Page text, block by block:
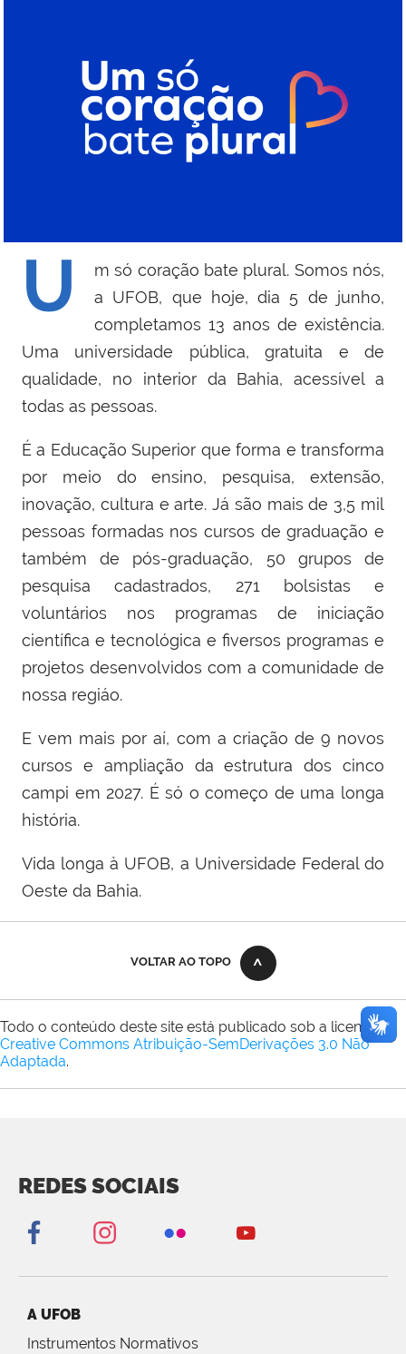
U
m só coração bate plural. Somos nós,
a UFOB, que hoje, dia 5 de junho,
completamos 13 anos de existência.
Uma universidade pública, gratuita e de
qualidade, no interior da Bahia, acessível a
todas as pessoas.
É a Educação Superior que forma e transforma
por meio do ensino, pesquisa, extensão,
inovação, cultura e arte. Já são mais de 3,5 mil
pessoas formadas nos cursos de graduação e
também de pós-graduação, 50 grupos de
pesquisa cadastrados, 271 bolsistas e
voluntários nos programas de iniciação
científica e tecnológica e fiversos programas e
projetos desenvolvidos com a comunidade de
nossa regiáo.
E vem mais por aí, com a criação de 9 novos
cursos e ampliação da estrutura dos cinco
campi em 2027. É só o começo de uma longa
história.
Vida longa à UFOB, a Universidade Federal do
Oeste da Bahia.
VOLTAR AO TOPO
Todo o conteúdo deste site está publicado sob a licença
Creative Commons Atribuição-SemDerivações 3.0 Não
Adaptada.
REDES SOCIAIS
A UFOB
Instrumentos Normativos